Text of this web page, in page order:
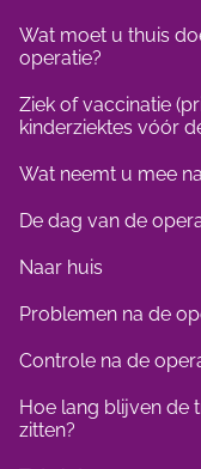
Wat moet u thuis
operatie?
Ziek of vaccinatie
kinderziektes vóór
Wat neemt u mee
De dag van de
Naar huis
Problemen na de
Controle na de
Hoe lang blijven de
zitten?